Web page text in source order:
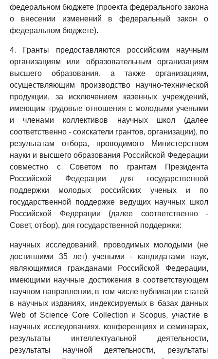
федеральном бюджете (проекта федерального закона
о внесении изменений в федеральный закон о
федеральном бюджете).
4. Гранты предоставляются российским научным
организациям или образовательным организациям
высшего образования, а также организациям,
осуществляющим производство научно-технической
продукции, за исключением казенных учреждений,
имеющим трудовые отношения с молодыми учеными
и членами коллективов научных школ (далее
соответственно - соискатели грантов, организации), по
результатам отбора, проводимого Министерством
науки и высшего образования Российской Федерации
совместно с Советом по грантам Президента
Российской Федерации для государственной
поддержки молодых российских ученых и по
государственной поддержке ведущих научных школ
Российской Федерации (далее соответственно -
Совет, отбор), для государственной поддержки:
научных исследований, проводимых молодыми (не
достигшими 35 лет) учеными - кандидатами наук,
являющимися гражданами Российской Федерации,
имеющими научные достижения в соответствующем
научном направлении, в том числе публикации статей
в научных изданиях, индексируемых в базах данных
Web of Science Core Collection и Scopus, участие в
научных исследованиях, конференциях и семинарах,
результаты интеллектуальной деятельности,
результаты научной деятельности, результаты